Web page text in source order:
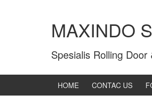
MAXINDO
Spesialis Rolling
HOME CONTAC US